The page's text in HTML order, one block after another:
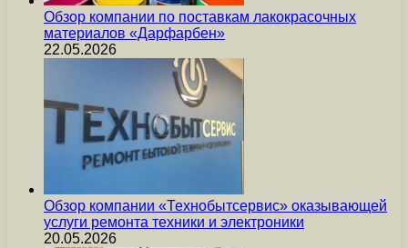
Обзор компании по поставкам лакокрасочных
материалов «Дарфарбен»
22.05.2026
Обзор компании «Технобытсервис» оказывающей
услуги ремонта техники и электроники
20.05.2026